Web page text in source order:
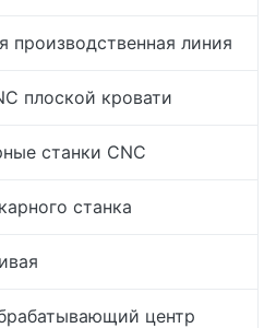
производственная линия
плоской кровати
станки CNC
станка
центр